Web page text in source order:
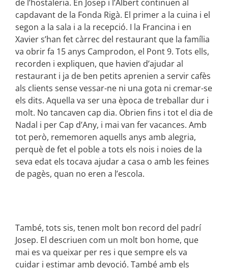
de l’hostaleria. En Josep i l’Albert continuen al
capdavant de la Fonda Rigà. El primer a la cuina i el
segon a la sala i a la recepció. I la Francina i en
Xavier s’han fet càrrec del restaurant que la família
va obrir fa 15 anys Camprodon, el Pont 9. Tots ells,
recorden i expliquen, que havien d’ajudar al
restaurant i ja de ben petits aprenien a servir cafès
als clients sense vessar-ne ni una gota ni cremar-se
els dits. Aquella va ser una època de treballar dur i
molt. No tancaven cap dia. Obrien fins i tot el dia de
Nadal i per Cap d’Any, i mai van fer vacances. Amb
tot però, rememoren aquells anys amb alegria,
perquè de fet el poble a tots els nois i noies de la
seva edat els tocava ajudar a casa o amb les feines
de pagès, quan no eren a l’escola.
També, tots sis, tenen molt bon record del padrí
Josep. El descriuen com un molt bon home, que
mai es va queixar per res i que sempre els va
cuidar i estimar amb devoció. També amb els